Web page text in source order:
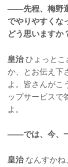
——先程、梅野
でやりやすくな
どう思いますか
皇治ひょっとこ
か、とお伝え下
よ。皆さんがこ
ップサービスで
よ。
——では、今、
皇治なんすかね